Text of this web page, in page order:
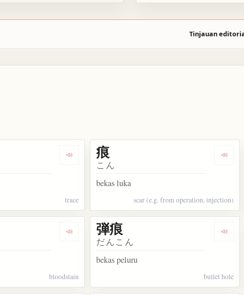
Tinjauan
Dengarkan kosakata 痕跡
trace
痕
こん
bekas luka
scar (e.g. from operation, injection)
Dengarkan kosakata 血痕
bloodstain
弾痕
だんこん
bekas peluru
bullet hole